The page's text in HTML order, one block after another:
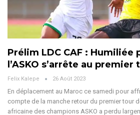
Prélim LDC CAF : Humiliée
l’ASKO s’arrête au premier
Felix Kalepe 26 Août 2023
En déplacement au Maroc ce samedi pour
compte de la manche retour du premier tour
africaine des champions ASKO a perdu